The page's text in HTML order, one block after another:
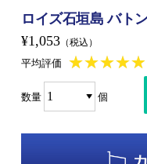
ロイズ石垣島 バト
¥1,053 （税込）
平均評価 ★★★★★
★★★★★
数量 個